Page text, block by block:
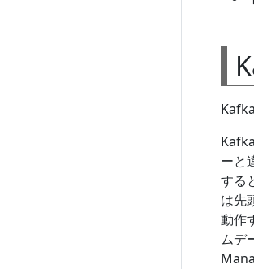
ーと
する
は先
動作
ムデ